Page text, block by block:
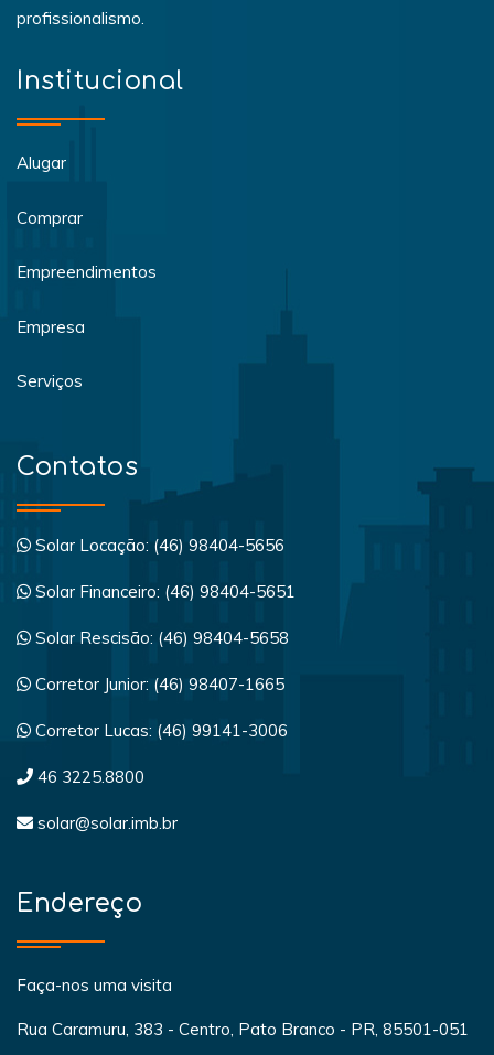
profissionalismo.
Institucional
Alugar
Comprar
Empreendimentos
Empresa
Serviços
Contatos
Solar Locação: (46) 98404-5656
Solar Financeiro: (46) 98404-5651
Solar Rescisão: (46) 98404-5658
Corretor Junior: (46) 98407-1665
Corretor Lucas: (46) 99141-3006
46 3225.8800
solar@solar.imb.br
Endereço
Faça-nos uma visita
Rua Caramuru, 383 - Centro, Pato Branco - PR, 85501-051